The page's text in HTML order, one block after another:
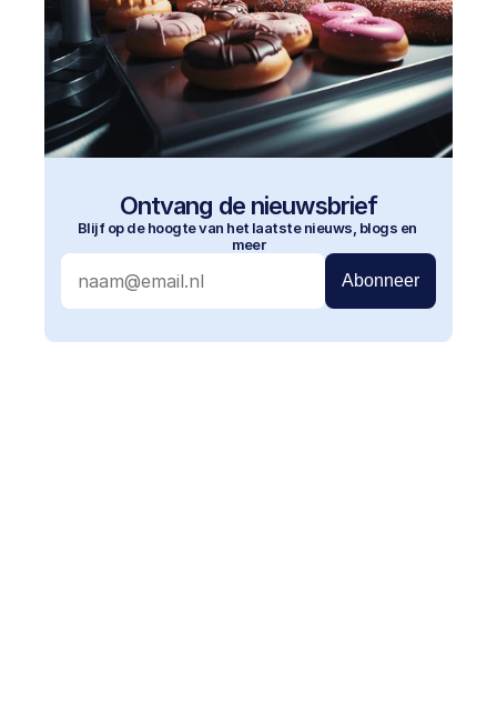
Ontvang de nieuwsbrief
Blijf op de hoogte van het laatste nieuws, blogs en
meer